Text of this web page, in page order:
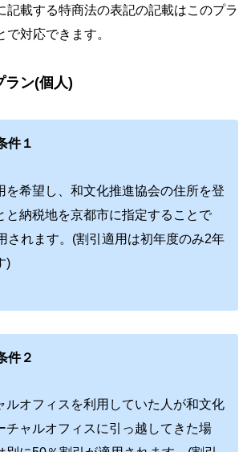
記載する特商法の表記の記載はこのプラ
で対応できます。
ラン(個人)
件１
を希望し、和文化推進協会の住所を登
と納税地を京都市に指定することで
されます。(割引適用は初年度のみ2年
)
件２
ルオフィスを利用していた人が和文化
チャルオフィスに引っ越してきた場